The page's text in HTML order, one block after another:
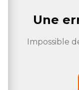
Une
Impossible